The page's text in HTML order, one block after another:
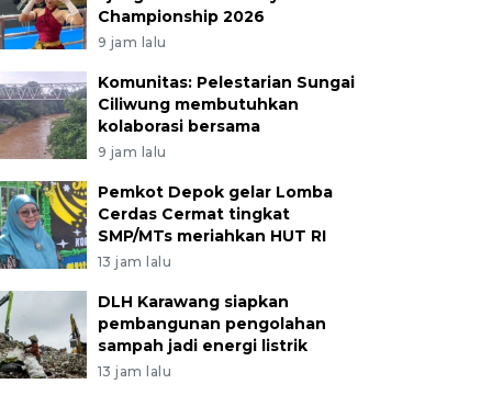
Championship 2026
9 jam lalu
Komunitas: Pelestarian Sungai
Ciliwung membutuhkan
kolaborasi bersama
9 jam lalu
Pemkot Depok gelar Lomba
Cerdas Cermat tingkat
SMP/MTs meriahkan HUT RI
13 jam lalu
DLH Karawang siapkan
pembangunan pengolahan
sampah jadi energi listrik
13 jam lalu